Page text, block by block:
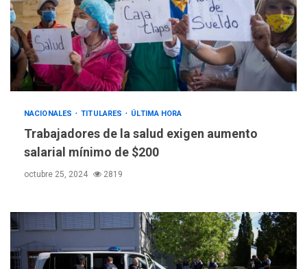
NACIONALES TITULARES ÚLTIMA HORA
Trabajadores de la salud exigen aumento
salarial mínimo de $200
octubre 25, 2024 2819